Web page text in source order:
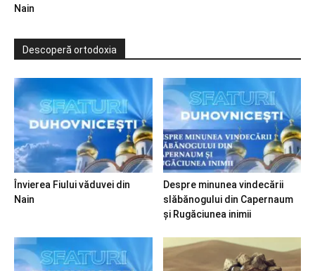
Nain
Descoperă ortodoxia
Învierea Fiului văduvei din
Nain
Despre minunea vindecării
slăbănogului din Capernaum
și Rugăciunea inimii